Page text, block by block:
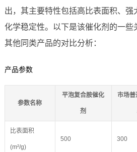
出，其主要特性包括高比表面积、强
化学稳定性。以下是该催化剂的一些
其他同类产品的对比分析：
产品参数
参数名称
平泡复合胺催化
剂
市场普
比表面积
(m²/g)
500 300